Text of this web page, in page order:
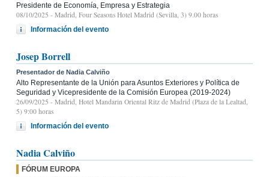
Presidente de Economía, Empresa y Estrategia
08/10/2025 - Madrid, Four Seasons Hotel Madrid (Sevilla, 3) 9.00 horas
Información del evento
Josep Borrell
Presentador de Nadia Calviño
Alto Representante de la Unión para Asuntos Exteriores y Política de
Seguridad y Vicepresidente de la Comisión Europea (2019-2024)
26/09/2025 - Madrid, Hotel Mandarin Oriental Ritz de Madrid (Plaza de la Lealtad,
5) 9:00 horas
Información del evento
Nadia Calviño
FÓRUM EUROPA